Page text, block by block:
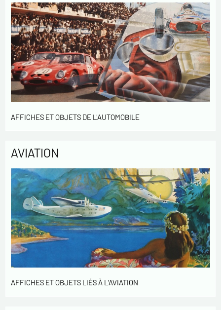
AFFICHES ET OBJETS DE L'AUTOMOBILE
AVIATION
AFFICHES ET OBJETS LIÉS À L'AVIATION